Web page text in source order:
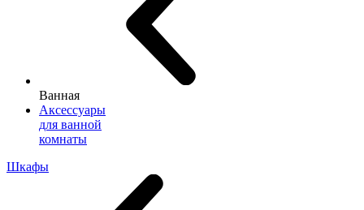
Ванная
Аксессуары
для ванной
комнаты
Шкафы